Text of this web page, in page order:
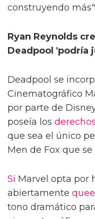
construyendo más".
Ryan Reynolds
Deadpool 'podría
Deadpool se
Cinematográfico
por parte de
poseía los derechos
que sea el único
Men de Fox que
Si Marvel opta por
abiertamente
tono dramático